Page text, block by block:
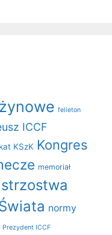
felieton
ICCF
KSzK Kongres
memoriał
normy
Prezydent ICCF